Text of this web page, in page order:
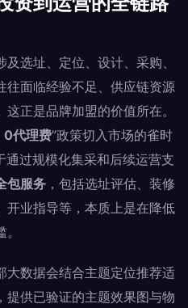
选址、定位、设计、采购、
往面临经验不足、供应链资源
正是品牌加盟的价值所在。
0代理费”政策切入市场的雀时
过规模化集采和后续运营支
包服务 ，包括选址评估、装修
开业指导等，本质上是在降低
大数据会结合主题定位推荐适
提供已验证的主题效果图与物